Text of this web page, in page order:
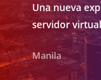
Una nueva
servidor
Manila